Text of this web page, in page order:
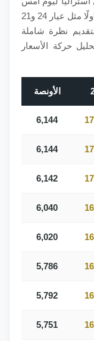
والأيام السابقة، ويشمل العيارات الأكثر تداولًا مثل عيار 24 و21
نظرة شاملة
حركة الأسعار
الأونصة
6,144
6,144
6,142
6,040
6,020
5,786
5,792
5,751